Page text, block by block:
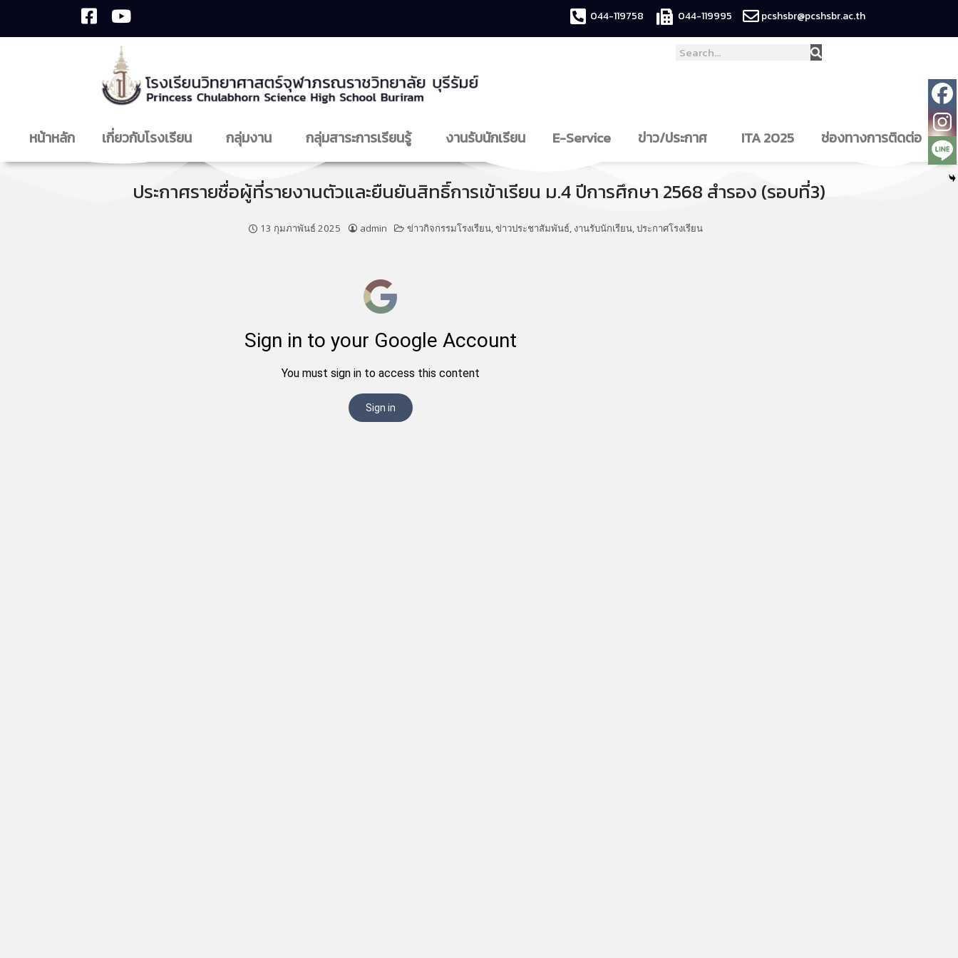
044-119758 044-119995 pcshsbr@pcshsbr.ac.th
หน้าหลัก เกี่ยวกับโรงเรียน กลุ่มงาน กลุ่มสาระการเรียนรู้ งานรับนักเรียน E-Service ข่าว/ประกาศ ITA 2025 ช่องทางการติดต่อ
ประกาศรายชื่อผู้ที่รายงานตัวและยืนยันสิทธิ์การเข้าเรียน ม.4 ปีการศึกษา 2568 สำรอง (รอบที่3)
13 กุมภาพันธ์ 2025 admin ข่าวกิจกรรมโรงเรียน ข่าวประชาสัมพันธ์ งานรับนักเรียน ประกาศโรงเรียน